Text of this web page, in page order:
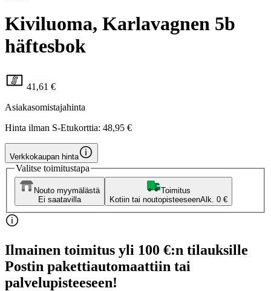
Kiviluoma, Karlavagnen 5b
häftesbok
41,61 €
Asiakasomistajahinta
Hinta ilman S-Etukorttia: 48,95 €
Verkkokaupan hinta
Valitse toimitustapa
Nouto myymälästä
Ei saatavilla
Toimitus
Kotiin tai noutopisteeseenAlk. 0 €
Ilmainen toimitus yli 100 €:n tilauksille
Postin pakettiautomaattiin tai
palvelupisteeseen!